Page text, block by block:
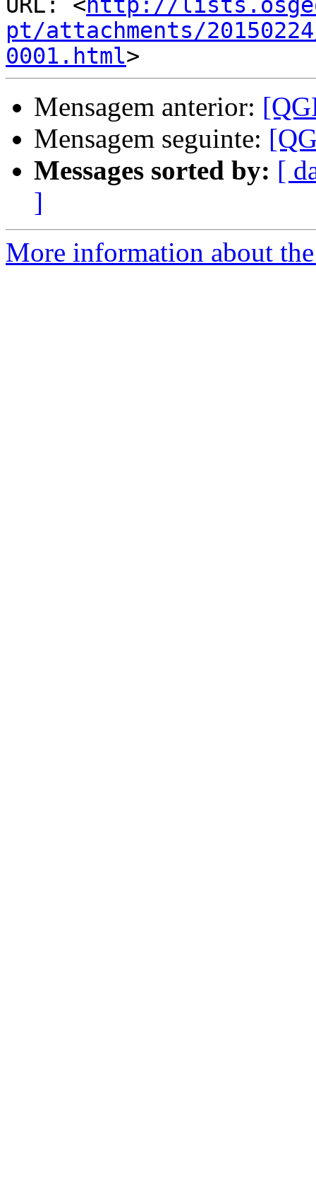
URL: <http://
pt/attachments/
0001.html
Mensagem anterior:
Mensagem seguinte:
Messages sorted by: [
]
More information about